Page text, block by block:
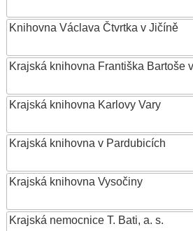
Knihovna Václava Čtvrtka v Jičíně
Krajská knihovna Františka Bartoše
Krajská knihovna Karlovy Vary
Krajská knihovna v Pardubicích
Krajská knihovna Vysočiny
Krajská nemocnice T. Bati, a. s.